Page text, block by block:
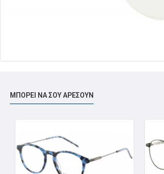
ΜΠΟΡΕΊ ΝΑ ΣΟΥ ΑΡΈΣΟΥΝ